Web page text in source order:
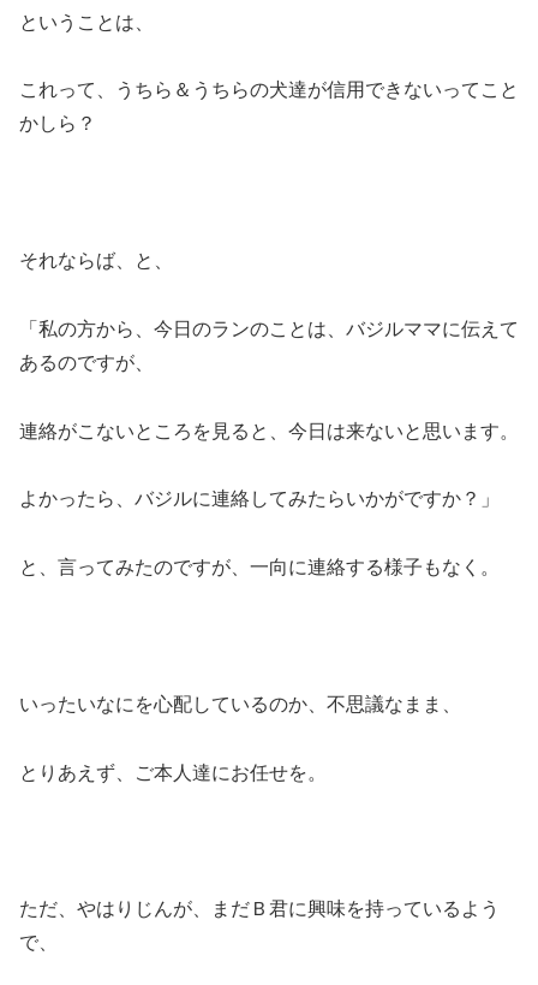
ということは、
これって、うちら＆うちらの犬達が信用できないってこと
かしら？
それならば、と、
「私の方から、今日のランのことは、バジルママに伝えて
あるのですが、
連絡がこないところを見ると、今日は来ないと思います。
よかったら、バジルに連絡してみたらいかがですか？」
と、言ってみたのですが、一向に連絡する様子もなく。
いったいなにを心配しているのか、不思議なまま、
とりあえず、ご本人達にお任せを。
ただ、やはりじんが、まだＢ君に興味を持っているよう
で、